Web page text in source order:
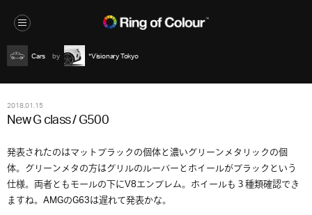
Cars *Visionary Tokyo
2018.01.15
New G class / G500
発表されたのはマットブラックの個体と濃いグリーンメタリックの個
体。グリーンメタの方はグリルのルーバーとホイールがブラックという
仕様。両者ともモールの下にV8エンブレム。ホイールも３種類確認でき
ますね。AMGのG63は遅れて発表かな。